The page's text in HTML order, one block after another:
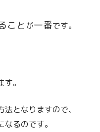
こと が一番です。
。
となりますので、
るのです。